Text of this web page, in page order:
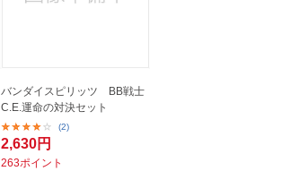
バンダイスピリッツ BB戦士
C.E.運命の対決セット
(2)
2,630円
263ポイント